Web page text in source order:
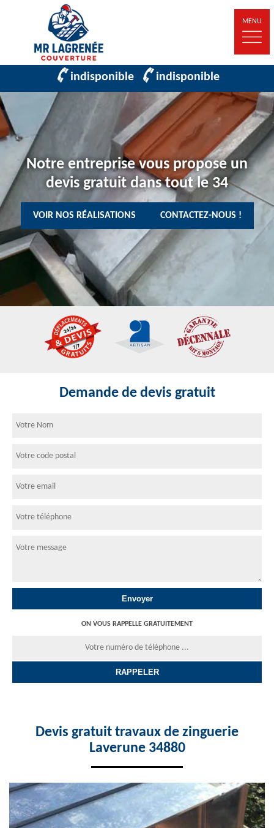
MENU
indisponible indisponible
Notre entreprise vous propose un
devis gratuit dans tout le 34
VOIR NOS RÉALISATIONS CONTACTEZ-NOUS !
Demande de devis gratuit
ON VOUS RAPPELLE GRATUITEMENT
Devis gratuit travaux de zinguerie
Laverune 34880